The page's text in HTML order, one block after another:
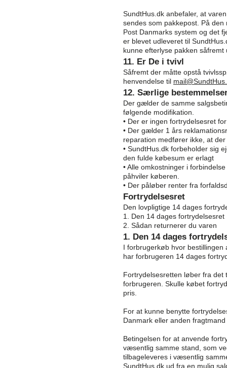
SundtHus.dk anbefaler, at
sendes som pakkepost. På
Post Danmarks system og det
er blevet udleveret til
kunne efterlyse pakken
11. Er De i tvivl
Såfremt der måtte opstå
henvendelse til
12. Særlige
Der gælder de samme
følgende modifikation.
• Der er ingen fortrydelsesret
• Der gælder 1 års
reparation medfører ikke, at
• SundtHus.dk forbeholder sig
den fulde købesum er erlagt
• Alle omkostninger i
påhviler køberen.
• Der påløber renter fra
Fortrydelsesret
Den lovpligtige 14 dages
1. Den 14 dages fortrydelsesret
2. Sådan returnerer du varen
1. Den 14 dages
I forbrugerkøb hvor
har forbrugeren 14 dages
Fortrydelsesretten løber fra det
forbrugeren. Skulle købet
pris.
For at kunne benytte
Danmark eller anden
Betingelsen for at anvende
væsentlig samme stand, som
tilbageleveres i væsentlig
SundtHus.dk ud fra en mulig